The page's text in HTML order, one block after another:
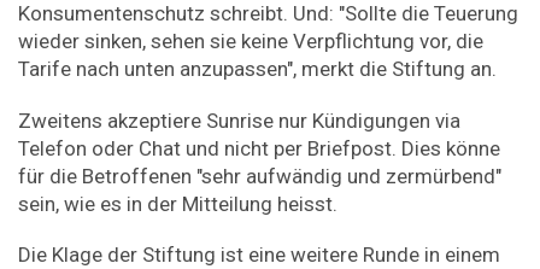
Konsumentenschutz schreibt. Und: "Sollte die Teuerung
wieder sinken, sehen sie keine Verpflichtung vor, die
Tarife nach unten anzupassen", merkt die Stiftung an.
Zweitens akzeptiere Sunrise nur Kündigungen via
Telefon oder Chat und nicht per Briefpost. Dies könne
für die Betroffenen "sehr aufwändig und zermürbend"
sein, wie es in der Mitteilung heisst.
Die Klage der Stiftung ist eine weitere Runde in einem